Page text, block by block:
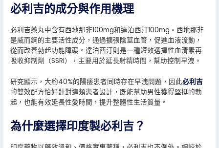
必利吉的成分與作用機理
必利吉藥丸中含有西地那非100mg和達泊西汀100mg。西地那非
是威而鋼的主要活性成分，通過擴張陰莖血管，促進血液流動，
從而改善勃起功能障礙。達泊西汀則是一種短效選擇性血清素再
吸收抑制劑（SSRI），主要用於延長射精時間，幫助控制早洩。
研究顯示，大約40%的陽痿患者同時存在早洩問題，因此必利吉
的雙效配方恰好針對這類患者設計，既能幫助男性獲得堅挺的勃
起，也能有效延長性愛時間，提升整體性生活質量。
為什麼選擇印度製必利吉？